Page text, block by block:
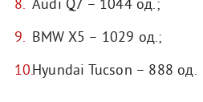
Audi Q7 – 1044 од.;
BMW X5 – 1029 од.;
Hyundai Tucson – 888 од.